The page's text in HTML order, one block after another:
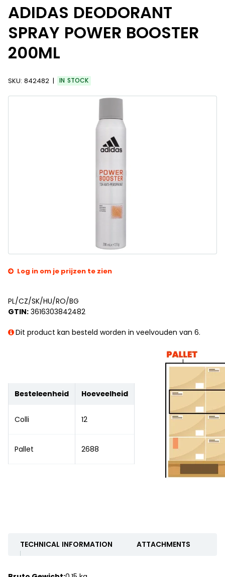
ADIDAS DEODORANT
SPRAY POWER BOOSTER
200ML
SKU: 842482 IN STOCK
Log in om je prijzen te zien
PL/CZ/SK/HU/RO/BG
GTIN: 3616303842482
Dit product kan besteld worden in veelvouden van 6.
Besteleenheid Hoeveelheid
Colli 12
Pallet 2688
TECHNICAL INFORMATION ATTACHMENTS